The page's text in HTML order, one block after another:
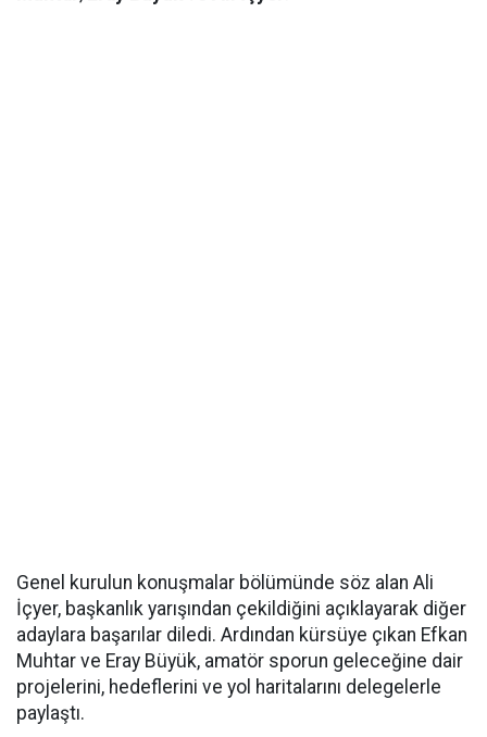
Genel kurulun konuşmalar bölümünde söz alan Ali
İçyer, başkanlık yarışından çekildiğini açıklayarak diğer
adaylara başarılar diledi. Ardından kürsüye çıkan Efkan
Muhtar ve Eray Büyük, amatör sporun geleceğine dair
projelerini, hedeflerini ve yol haritalarını delegelerle
paylaştı.